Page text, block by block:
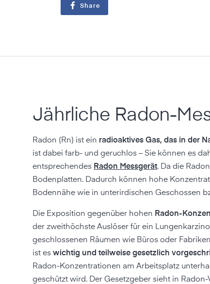
Share
Jährliche Radon-
Radon (Rn) ist ein radioaktives Gas, das in der
ist dabei farb- und geruchlos – Sie können es
entsprechendes Radon Messgerät. Da die
Bodenplatten. Dadurch können hohe
Bodennähe wie in unterirdischen Geschossen
Die Exposition gegenüber hohen Radon-
der zweithöchste Auslöser für ein
geschlossenen Räumen wie Büros oder
ist es wichtig und teilweise gesetzlich
Radon-Konzentrationen am Arbeitsplatz
geschützt wird. Der Gesetzgeber sieht in